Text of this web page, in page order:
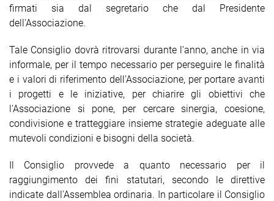
firmati sia dal segretario che dal Presidente
dell'Associazione.
Tale Consiglio dovrà ritrovarsi durante l'anno, anche in via
informale, per il tempo necessario per perseguire le finalità
e i valori di riferimento dell'Associazione, per portare avanti
i progetti e le iniziative, per chiarire gli obiettivi che
l'Associazione si pone, per cercare sinergia, coesione,
condivisione e tratteggiare insieme strategie adeguate alle
mutevoli condizioni e bisogni della società.
Il Consiglio provvede a quanto necessario per il
raggiungimento dei fini statutari, secondo le direttive
indicate dall'Assemblea ordinaria. In particolare il Consiglio